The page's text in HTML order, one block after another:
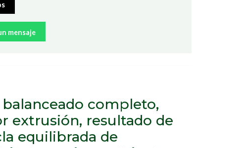
mensaje
completo,
extrusión, resultado de
equilibrada de